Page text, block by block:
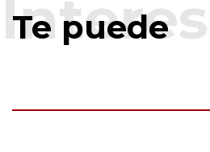
Te puede